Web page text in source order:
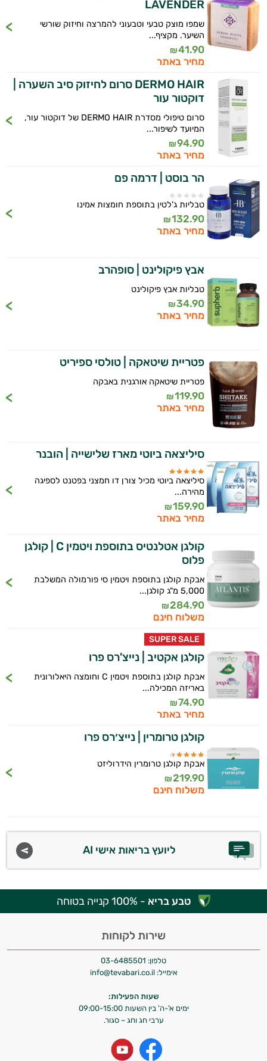
LAVENDER
שמפו מוצק טבעי וטבעוני להמרצה וחיזוק שורשי
השיער. מקציף...
41.90
₪
מחיר באתר
DERMO HAIR סרום לחיזוק סיב השערה |
דוקטור עור
סרום טיפולי מסדרת DERMO HAIR של דוקטור עור,
המיועד לשיפור...
94.90
₪
מחיר באתר
הר בוסט | דרמה פם
טבליות ג'לטין בתוספת חומצות אמינו
132.90
₪
מחיר באתר
אבץ פיקולינט | סופהרב
טבליות אבץ פיקולינט
34.90
₪
מחיר באתר
פטריית שיטאקה | טולסי ספיריט
פטריית שיטאקה אורגנית באבקה
119.90
₪
מחיר באתר
סיליצאה ביוטי מארז שלישייה | הובנר
סיליצאה ביוטי מכיל צורן דו חמצני בפטנט לספיגה
מהירה...
159.90
₪
מחיר באתר
קולגן אטלנטיס בתוספת ויטמין C | קולגן
פלוס
אבקת קולגן בתוספת ויטמין סי פורמולה המשלבת
5,000 מ"ג קולגן...
284.90
₪
משלוח חינם
SUPER SALE
קולגן אקטיב | נייצ'רס פרו
אבקת קולגן בתוספת ויטמין C וחומצה היאלורונית
באריזה המכילה...
74.90
₪
מחיר באתר
קולגן טרומרין | נייצ׳רס פרו
אבקת קולגן טרומרין הידרוליזט
219.90
₪
משלוח חינם
ליועץ בריאות אישי AI
טבע בריא - 100% קנייה בטוחה
שירות לקוחות
טלפון: 03-6485501
אימייל: info@tevabari.co.il
שעות הפעילות:
ימים א'-ה' בין השעות 09:00-15:00
ערבי חג וחג – סגור.